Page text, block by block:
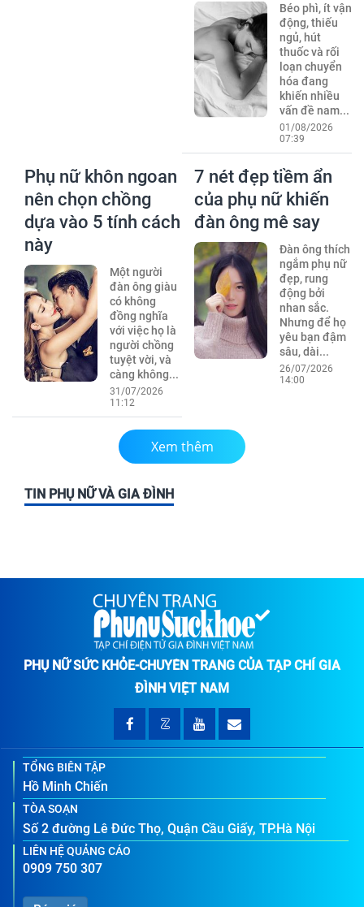
Béo phì, ít vận
động, thiếu
ngủ, hút
thuốc và rối
loạn chuyển
hóa đang
khiến nhiều
vấn đề nam...
01/08/2026
07:39
Phụ nữ khôn ngoan
nên chọn chồng
dựa vào 5 tính cách
này
Một người
đàn ông giàu
có không
đồng nghĩa
với việc họ là
người chồng
tuyệt vời, và
càng không...
31/07/2026
11:12
7 nét đẹp tiềm ẩn
của phụ nữ khiến
đàn ông mê say
Đàn ông thích
ngắm phụ nữ
đẹp, rung
động bởi
nhan sắc.
Nhưng để họ
yêu bạn đậm
sâu, dài...
26/07/2026
14:00
Xem thêm
TIN PHỤ NỮ VÀ GIA ĐÌNH
PHỤ NỮ SỨC KHỎE-CHUYÊN TRANG CỦA TẠP CHÍ GIA
ĐÌNH VIỆT NAM
TỔNG BIÊN TẬP
Hồ Minh Chiến
TÒA SOẠN
Số 2 đường Lê Đức Thọ, Quận Cầu Giấy, TP.Hà Nội
LIÊN HỆ QUẢNG CÁO
0909 750 307